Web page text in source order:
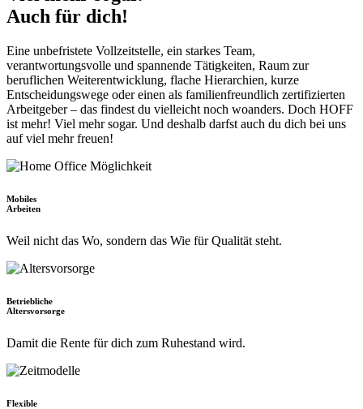
Auch für dich!
Eine unbefristete Vollzeitstelle, ein starkes Team,
verantwortungsvolle und spannende Tätigkeiten, Raum zur
beruflichen Weiterentwicklung, flache Hierarchien, kurze
Entscheidungswege oder einen als familienfreundlich zertifizierten
Arbeitgeber – das findest du vielleicht noch woanders. Doch HOFF
ist mehr! Viel mehr sogar. Und deshalb darfst auch du dich bei uns
auf viel mehr freuen!
Mobiles
Arbeiten
Weil nicht das Wo, sondern das Wie für Qualität steht.
Betriebliche
Altersvorsorge
Damit die Rente für dich zum Ruhestand wird.
Flexible